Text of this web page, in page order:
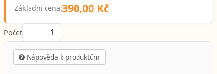
Základní cena:390,00 Kč
Počet
Nápověda k produktům